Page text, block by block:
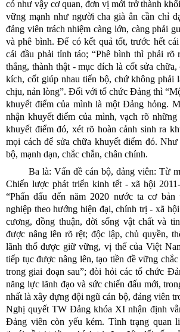
có như vậy cơ quan, đơn vị mới trở thành
vững mạnh như người cha già ân cần chỉ
đảng viên trách nhiệm càng lớn, càng phải
và phê bình. Để có kết quả tốt, trước hết
cái đầu phải tỉnh táo; “Phê bình thì phải rõ
thẳng, thành thật - mục đích là cốt sửa
kích, cốt giúp nhau tiến bộ, chứ không phải
chịu, nản lòng”. Đối với tổ chức Đảng thì
khuyết điểm của mình là một Đảng hỏng.
nhận khuyết điểm của mình, vạch rõ
khuyết điểm đó, xét rõ hoàn cảnh sinh ra
mọi cách để sửa chữa khuyết điểm đó.
bộ, mạnh dạn, chắc chắn, chân chính.
Ba là: Vấn đề cán bộ, đảng viên: Từ
Chiến lược phát triển kinh tết - xã hội
“Phấn đấu đến năm 2020 nước ta cơ bản
nghiệp theo hướng hiện đại, chính trị - xã
cương, đồng thuận, đời sống vật chất và
được nâng lên rõ rệt; độc lập, chủ quyền,
lãnh thổ được giữ vững, vị thế của Việt
tiếp tục được nâng lên, tạo tiền đề vững
trong giai đoạn sau”; đòi hỏi các tổ chức
năng lực lãnh đạo và sức chiến đấu mới,
nhất là xây dựng đội ngũ cán bộ, đảng viên
Nghị quyết TW Đảng khóa XI nhận định
Đảng viên còn yếu kém. Tình trạng quan